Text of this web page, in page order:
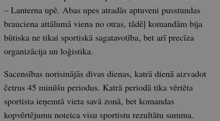
– Lanterna upē. Abas upes atradās aptuveni pusstundas
brauciena attālumā viena no otras, tādēļ komandām bija
būtiska ne tikai sportiskā sagatavotība, bet arī precīza
organizācija un loģistika.
Sacensības norisinājās divas dienas, katrā dienā aizvadot
četrus 45 minūšu periodus. Katrā periodā tika vērtēta
sportista ieņemtā vieta savā zonā, bet komandas
kopvērtējumu noteica visu sportistu rezultātu summa.